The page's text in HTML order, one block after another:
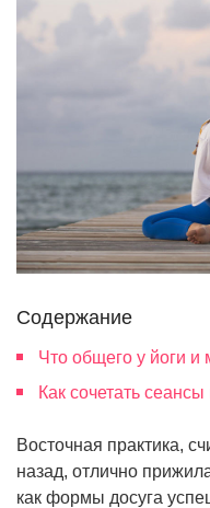
Содержание
Что общего у йоги и
Как сочетать
Восточная практика,
назад, отлично
как формы досуга